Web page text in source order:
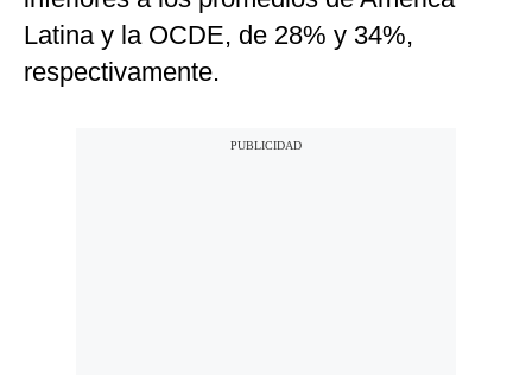
Latina y la OCDE, de 28% y 34%,
respectivamente.